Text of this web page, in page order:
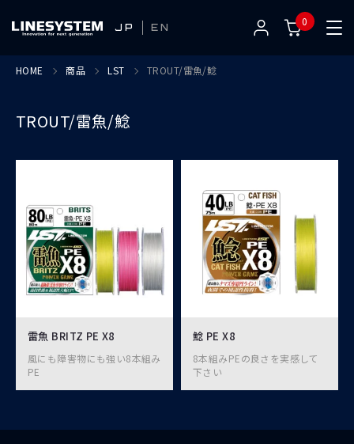
JP EN 0
HOME 商品 LST TROUT/雷魚/鯰
TROUT/雷魚/鯰
雷魚 BRITZ PE X8
風にも障害物にも強い8本組み
PE
鯰 PE X8
8本組みPEの良さを実感して
下さい